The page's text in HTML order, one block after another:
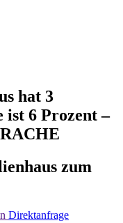
hat 3
ist 6 Prozent –
zum
Direktanfrage